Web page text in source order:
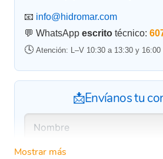
📧 info@hidromar.com
💬 WhatsApp escrito técnico:
🕓 Atención: L–V 10:30 a 13:30 y 16:00
📩Envíanos tu
Mostrar más